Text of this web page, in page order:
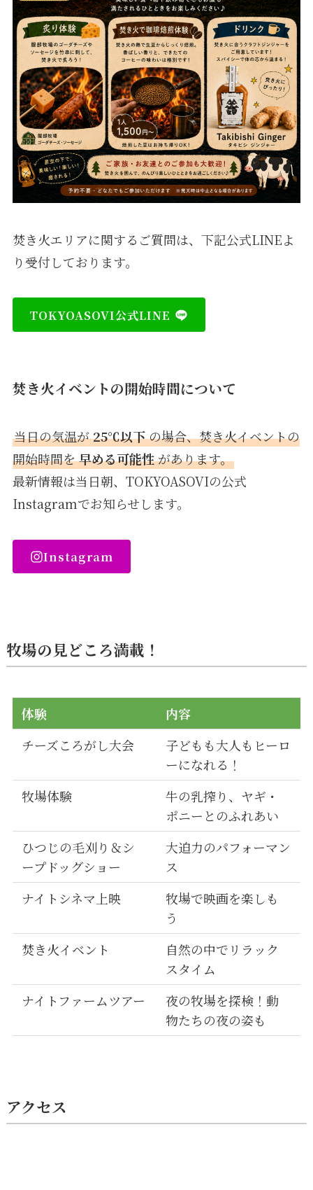
焚き火エリアに関するご質問は、下記公式LINEよ
り受付しております。
TOKYOASOVI公式LINE
焚き火イベントの開始時間について
当日の気温が25℃以下の場合、焚き火イベントの
開始時間を早める可能性があります。
最新情報は当日朝、TOKYOASOVIの公式
Instagramでお知らせします。
Instagram
牧場の見どころ満載！
体験
内容
チーズころがし大会
子どもも大人もヒーロ
ーになれる！
牧場体験
牛の乳搾り、ヤギ・
ポニーとのふれあい
ひつじの毛刈り＆シ
ープドッグショー
大迫力のパフォーマン
ス
ナイトシネマ上映
牧場で映画を楽しも
う
焚き火イベント
自然の中でリラック
スタイム
ナイトファームツアー
夜の牧場を探検！動
物たちの夜の姿も
アクセス